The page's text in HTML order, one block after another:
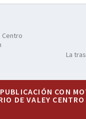
Centro
La
CON
DE VALEY CENTRO